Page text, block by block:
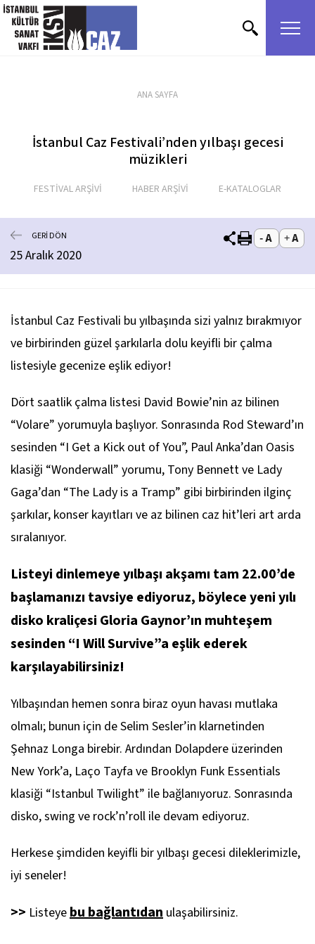
içeriği atla
ANA SAYFA
İstanbul Caz Festivali’nden yılbaşı gecesi
müzikleri
FESTİVAL ARŞİVİ HABER ARŞİVİ E-KATALOGLAR
GERİ DÖN
25 Aralık 2020
İstanbul Caz Festivali bu yılbaşında sizi yalnız bırakmıyor
ve birbirinden güzel şarkılarla dolu keyifli bir çalma
listesiyle gecenize eşlik ediyor!
Dört saatlik çalma listesi David Bowie’nin az bilinen
“Volare” yorumuyla başlıyor. Sonrasında Rod Steward’ın
sesinden “I Get a Kick out of You”, Paul Anka’dan Oasis
klasiği “Wonderwall” yorumu, Tony Bennett ve Lady
Gaga’dan “The Lady is a Tramp” gibi birbirinden ilginç
şarkılar, konser kayıtları ve az bilinen caz hit’leri art arda
sıralanıyor.
Listeyi dinlemeye yılbaşı akşamı tam 22.00’de
başlamanızı tavsiye ediyoruz, böylece yeni yılı
disko kraliçesi Gloria Gaynor’ın muhteşem
sesinden “I Will Survive”a eşlik ederek
karşılayabilirsiniz!
Yılbaşından hemen sonra biraz oyun havası mutlaka
olmalı; bunun için de Selim Sesler’in klarnetinden
Şehnaz Longa birebir. Ardından Dolapdere üzerinden
New York’a, Laço Tayfa ve Brooklyn Funk Essentials
klasiği “Istanbul Twilight” ile bağlanıyoruz. Sonrasında
disko, swing ve rock’n’roll ile devam ediyoruz.
Herkese şimdiden keyifli bir yılbaşı gecesi dileklerimizle,
iyi seneler!
>> Listeyebu bağlantıdan ulaşabilirsiniz.